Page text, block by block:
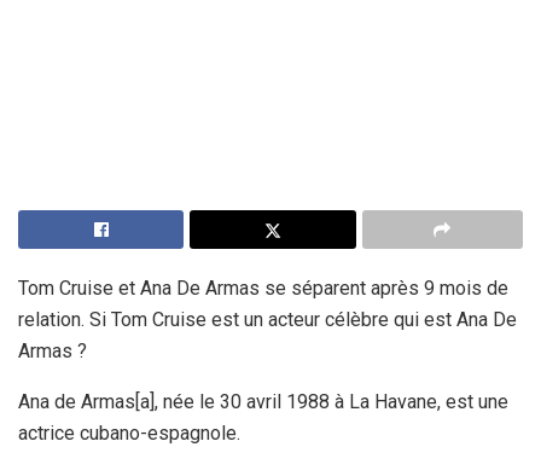
Tom Cruise et Ana De Armas se séparent après 9 mois de
relation. Si Tom Cruise est un acteur célèbre qui est Ana De
Armas ?
Ana de Armas[a], née le 30 avril 1988 à La Havane, est une
actrice cubano-espagnole.